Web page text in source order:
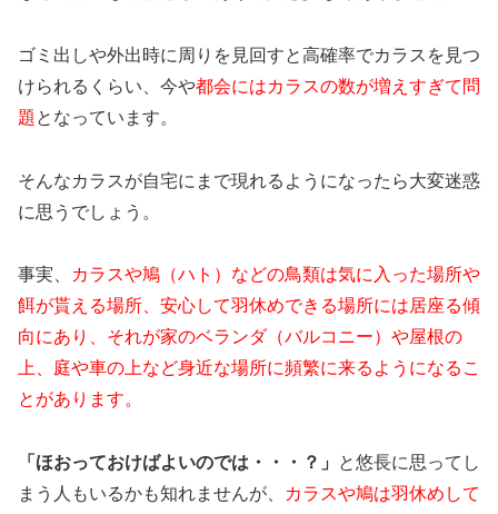
ゴミ出しや外出時に周りを見回すと高確率でカラスを見つ
けられるくらい、今や都会にはカラスの数が増えすぎて問
題 となっています。
そんなカラスが自宅にまで現れるようになったら大変迷惑
に思うでしょう。
事実、
カラスや鳩（ハト）などの鳥類は気に入った場所や
餌が貰える場所、安心して羽休めできる場所には居座る傾
向にあり、それが家のベランダ（バルコニー）や屋根の
上、庭や車の上など身近な場所に頻繁に来るようになるこ
とがあります。
「ほおっておけばよいのでは・・・？」
と悠長に思ってし
まう人もいるかも知れませんが、
カラスや鳩は羽休めして